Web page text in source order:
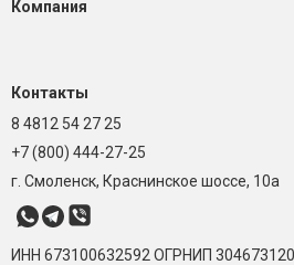
Компания
Контакты
8 4812 54 27 25
+7 (800) 444-27-25
г. Смоленск, Краснинское шоссе, 10а
ИНН 673100632592 ОГРНИП